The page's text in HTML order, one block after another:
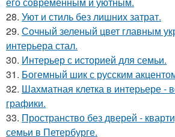
28. Уют и стиль без лишних затрат.
29. Сочный зеленый цвет главным
интерьера стал.
30. Интерьер с историей для семьи.
31. Богемный шик с русским
32. Шахматная клетка в интерьере -
графики.
33. Пространство без дверей -
семьи в Петербурге.